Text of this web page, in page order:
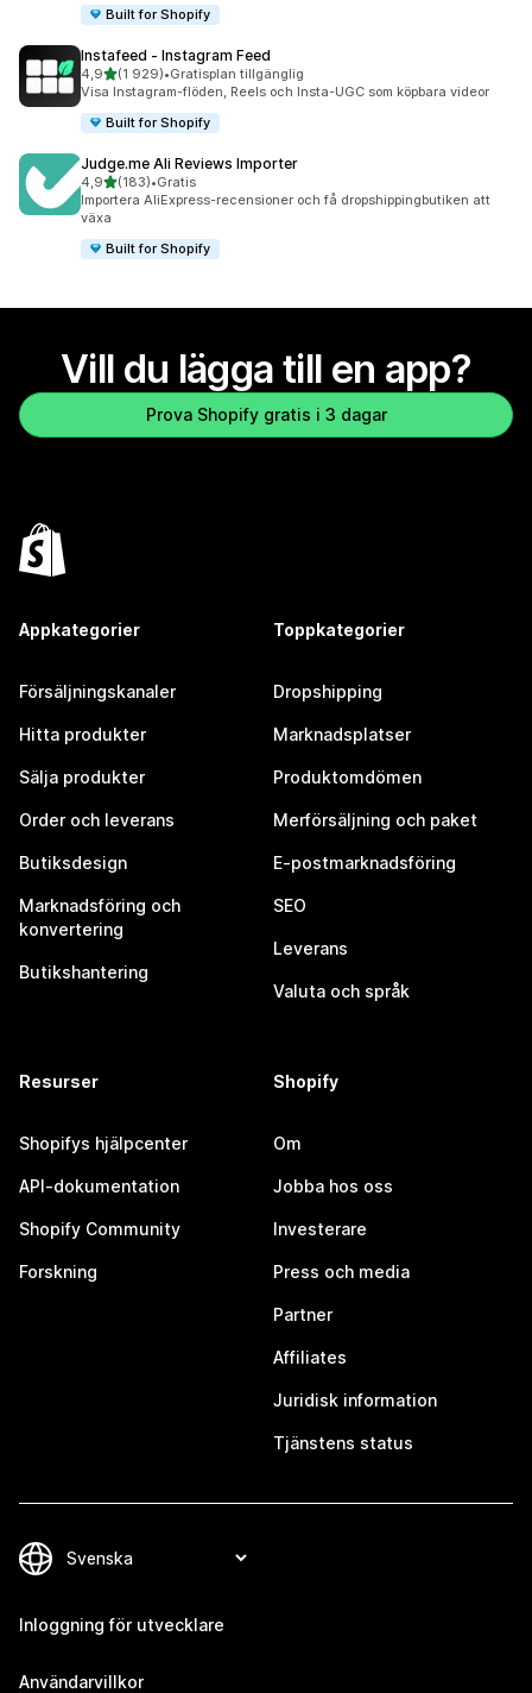
Built for Shopify
Instafeed ‑ Instagram Feed
4,9av 5 stjärnor
(1 929)
1929 recensioner totalt
•Gratisplan tillgänglig
Visa Instagram-flöden, Reels och Insta-UGC som köpbara videor
Built for Shopify
Judge.me Ali Reviews Importer
4,9av 5 stjärnor
(183)
183 recensioner totalt
•Gratis
Importera AliExpress-recensioner och få dropshippingbutiken att
växa
Built for Shopify
Vill du lägga till en app?
Prova Shopify gratis i 3 dagar
Appkategorier
Försäljningskanaler
Hitta produkter
Sälja produkter
Order och leverans
Butiksdesign
Marknadsföring och
konvertering
Butikshantering
Toppkategorier
Dropshipping
Marknadsplatser
Produktomdömen
Merförsäljning och paket
E-postmarknadsföring
SEO
Leverans
Valuta och språk
Resurser
Shopifys hjälpcenter
API-dokumentation
Shopify Community
Forskning
Shopify
Om
Jobba hos oss
Investerare
Press och media
Partner
Affiliates
Juridisk information
Tjänstens status
Inloggning för utvecklare
Användarvillkor